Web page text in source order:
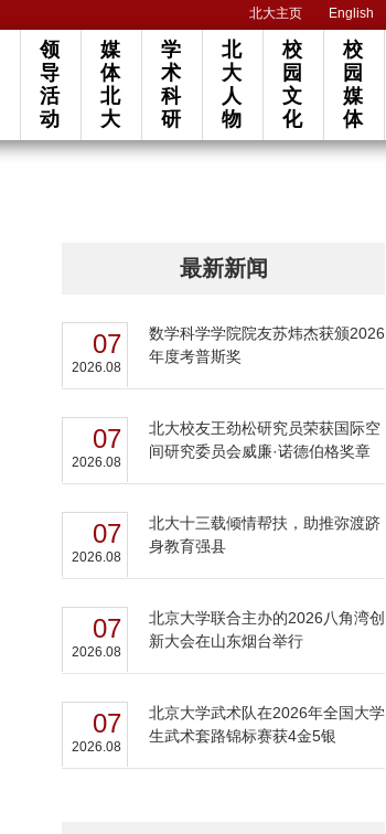
北大主页 English
领
导
活
动
媒
体
北
大
学
术
科
研
北
大
人
物
校
园
文
化
校
园
媒
体
最新新闻
07
2026.08
数学科学学院院友苏炜杰获颁2026
年度考普斯奖
07
2026.08
北大校友王劲松研究员荣获国际空
间研究委员会威廉·诺德伯格奖章
07
2026.08
北大十三载倾情帮扶，助推弥渡跻
身教育强县
07
2026.08
北京大学联合主办的2026八角湾创
新大会在山东烟台举行
07
2026.08
北京大学武术队在2026年全国大学
生武术套路锦标赛获4金5银